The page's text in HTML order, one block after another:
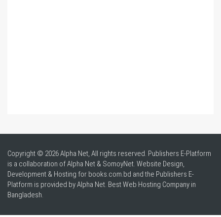
Copyright © 2026 Alpha Net, All rights reserved. Publishers E-Platform
is a collaboration of Alpha Net & SomoyNet. Website Design,
Development & Hosting for books.com.bd and the Publishers E-
Platform is provided by Alpha Net. BestWeb Hosting Company in
Bangladesh.